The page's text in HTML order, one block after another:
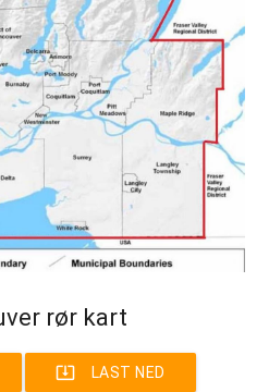
rør kart
system_update_alt LAST NED